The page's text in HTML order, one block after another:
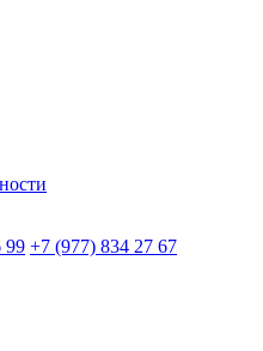
99 +7 (977) 834 27 67